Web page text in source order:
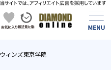
ウィンズ東京学院